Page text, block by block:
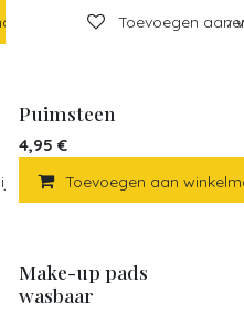
Toevoegen aan
Toevoegen aan
Puimsteen
4,95 €
Toevoegen aan
Make-up pads
wasbaar